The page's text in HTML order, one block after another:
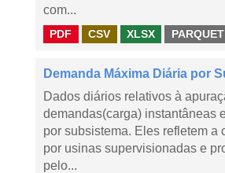
com...
PDF CSV XLSX PARQUET
Demanda Máxima Diária por
Dados diários relativos à
demandas(carga) instantâneas
por subsistema. Eles refletem a
por usinas supervisionadas e
pelo...